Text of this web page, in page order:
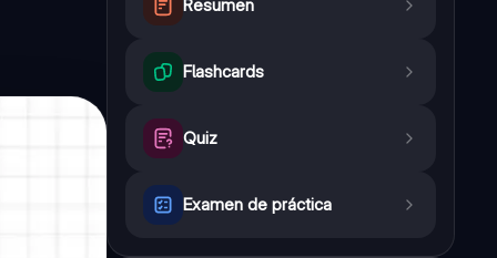
Resumen
Flashcards
Quiz
Examen de práctica